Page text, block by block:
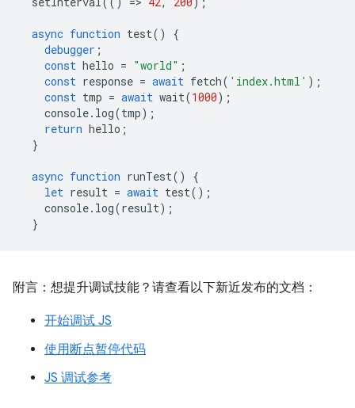
async function test()
{
debugger ;
const hello = "world" ;
const response = await fetch( 'index.html' );
const tmp = await wait(1000);
console. log(tmp);
return hello ;
}
async function runTest()
{
let result = await test();
console. log(result);
}
附言：想提升调试技能？请查看以下新近发布的文档：
开始调试 JS
使用断点暂停代码
JS 调试参考